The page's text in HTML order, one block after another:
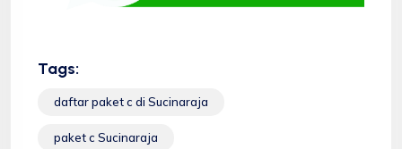
Tags:
daftar paket c di Sucinaraja
paket c Sucinaraja